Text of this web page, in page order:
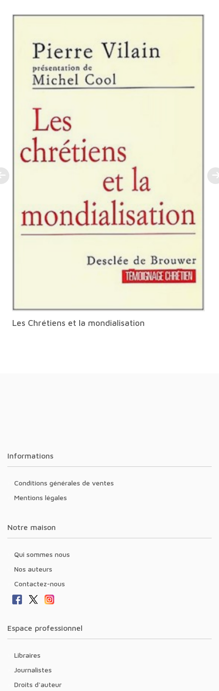
Les Chrétiens et la mondialisation
Informations
Conditions générales de ventes
Mentions légales
Notre maison
Qui sommes nous
Nos auteurs
Contactez-nous
Espace professionnel
Libraires
Journalistes
Droits d'auteur